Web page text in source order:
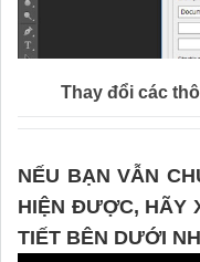
Thay đổi các
NẾU BẠN VẪN
HIỆN ĐƯỢC, HÃY
TIẾT BÊN DƯỚI